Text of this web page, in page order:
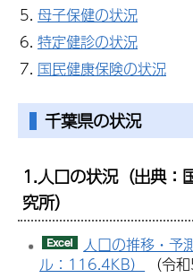
母子保健の状況
特定健診の状況
国民健康保険の状況
千葉県の状況
1.人口の状況（出典：
究所）
人口の推移・予
ル：116.4KB）
（令